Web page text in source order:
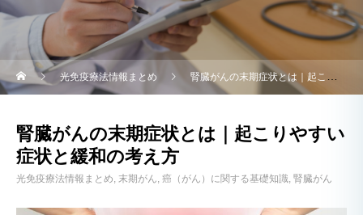
光免疫療法情報まとめ 腎臓がんの末期症状とは｜起こりやすい症状と緩和の考え方
腎臓がんの末期症状とは｜起こりやすい
症状と緩和の考え方
光免疫療法情報まとめ 末期がん 癌（がん）に関する基礎知識 腎臓がん